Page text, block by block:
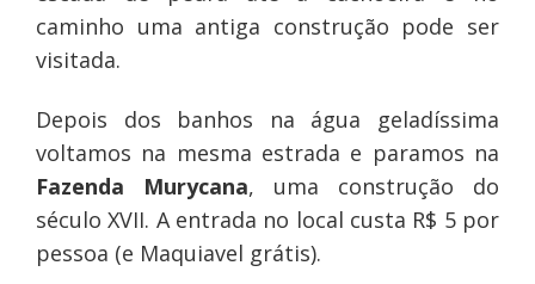
caminho uma antiga construção pode ser
visitada.
Depois dos banhos na água geladíssima
voltamos na mesma estrada e paramos na
Fazenda Murycana, uma construção do
século XVII. A entrada no local custa R$ 5 por
pessoa (e Maquiavel grátis).